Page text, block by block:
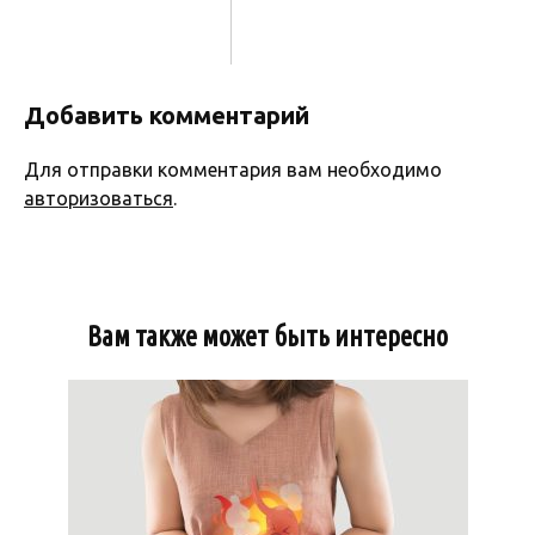
Добавить комментарий
Для отправки комментария вам необходимо
авторизоваться.
Вам также может быть интересно